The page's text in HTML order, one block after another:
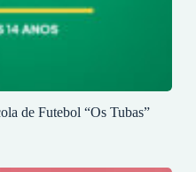
de Futebol “Os Tubas”